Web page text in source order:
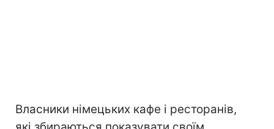
Власники німецьких кафе і ресторанів,